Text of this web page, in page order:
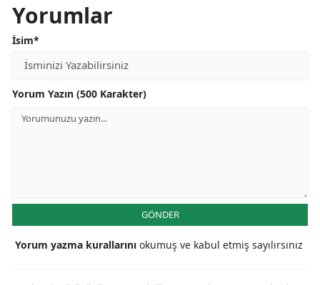
Yorumlar
İsim*
Yorum Yazın (500 Karakter)
GÖNDER
Yorum yazma kurallarını okumuş ve kabul etmiş sayılırsınız